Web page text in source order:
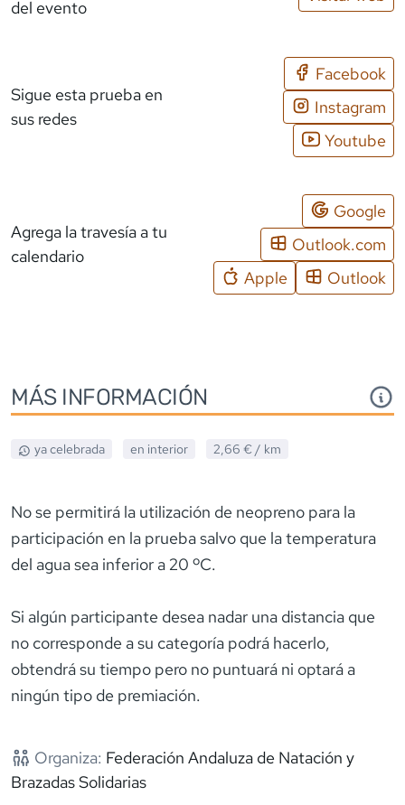
del evento
Sigue esta prueba en
sus redes
Facebook
Instagram
Youtube
Agrega la travesía a tu
calendario
Google
Outlook.com
Apple
Outlook
MÁS INFORMACIÓN
ya celebrada en interior 2,66 € / km
No se permitirá la utilización de neopreno para la
participación en la prueba salvo que la temperatura
del agua sea inferior a 20 ºC.
Si algún participante desea nadar una distancia que
no corresponde a su categoría podrá hacerlo,
obtendrá su tiempo pero no puntuará ni optará a
ningún tipo de premiación.
Organiza: Federación Andaluza de Natación y
Brazadas Solidarias